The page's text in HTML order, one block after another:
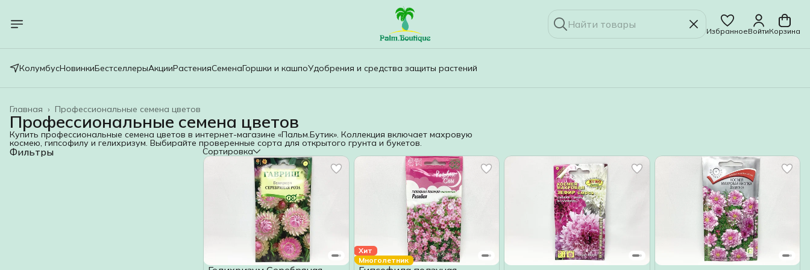
ИзбранноеВойтиКорзина
КолумбусНовинкиБестселлерыАкцииРастенияСеменаГоршки и кашпоУдобрения и средства защиты растений
Профессиональные семена цветов
Главная ›
Профессиональные семена цветов
Купить профессиональные семена цветов в интернет-магазине «Пальм.Бутик». Коллекция включает махровую
космею, гипсофилу и гелихризум. Выбирайте проверенные сорта для открытого грунта и букетов.
Фильтры Сортировка
Хит
Многолетник